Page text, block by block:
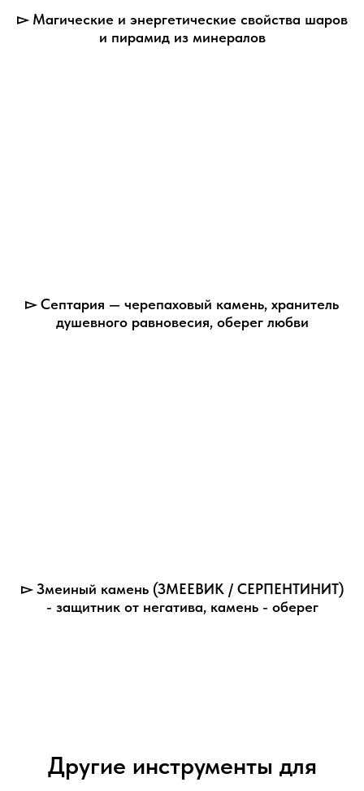
▻ Магические и энергетические свойства шаров
и пирамид из минералов
▻ Септария — черепаховый камень, хранитель
душевного равновесия, оберег любви
▻ Змеиный камень (ЗМЕЕВИК / СЕРПЕНТИНИТ)
- защитник от негатива, камень - оберег
Другие инструменты для